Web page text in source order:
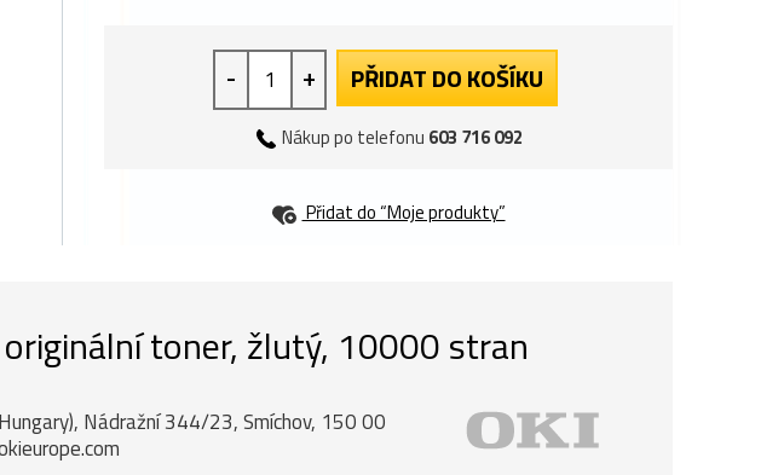
- + PŘIDAT DO KOŠÍKU
Nákup po telefonu 603 716 092
Přidat do “Moje produkty”
toner, žlutý, 10000 stran
Nádražní 344/23, Smíchov, 150 00